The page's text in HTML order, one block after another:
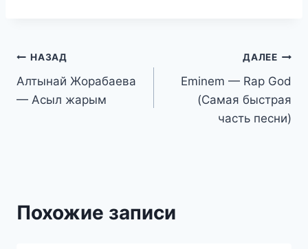
Навигация
по
НАЗАД
Алтынай Жорабаева
— Асыл жарым
ДАЛЕЕ
Eminem — Rap God
(Самая быстрая
часть песни)
Похожие записи